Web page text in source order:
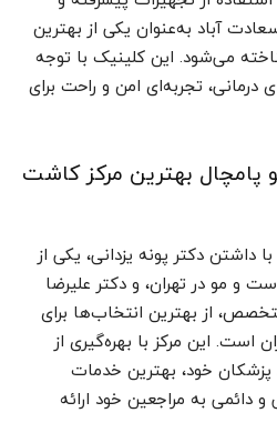
آباد به‌عنوان یکی از بهترین
می‌شود. این کلینیک با توجه
درمانی، تجربه‌ای امن و راحت برای
پامچال بهترین مرکز کاشت
داشتن دکتر پونه یزدانی، یکی از
مو در تهران، و دکتر علیرضا
از بهترین انتخاب‌ها برای
است. این مرکز با بهره‌گیری از
خود، بهترین خدمات
دائمی به مراجعین خود ارائه